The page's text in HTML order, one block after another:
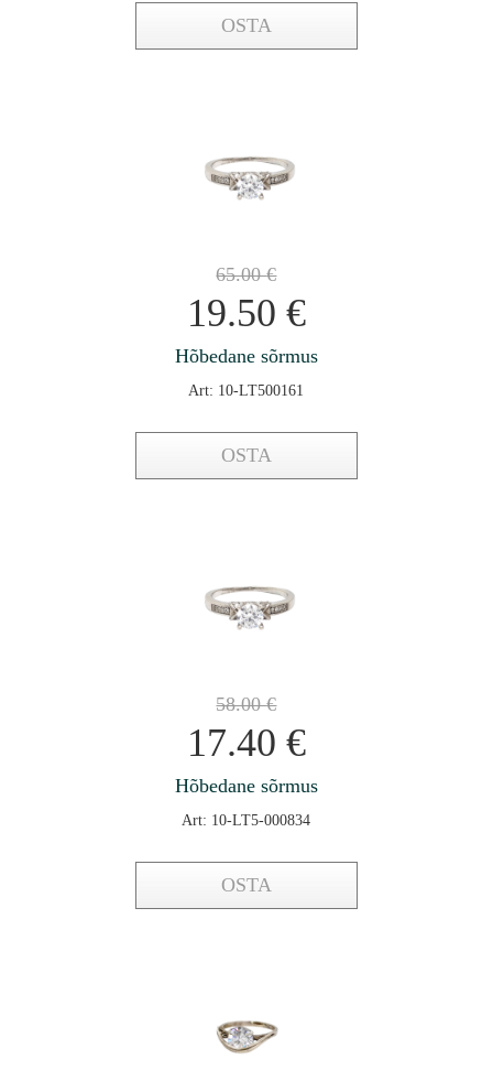
OSTA
65.00€
19.50 €
Hõbedane sõrmus
Art: 10-LT500161
OSTA
58.00€
17.40 €
Hõbedane sõrmus
Art: 10-LT5-000834
OSTA